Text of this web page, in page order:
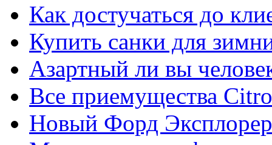
Как достучаться до
Купить санки для
Азартный ли вы
Все приемущества
Новый Форд